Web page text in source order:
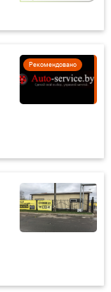
Рекомендовано